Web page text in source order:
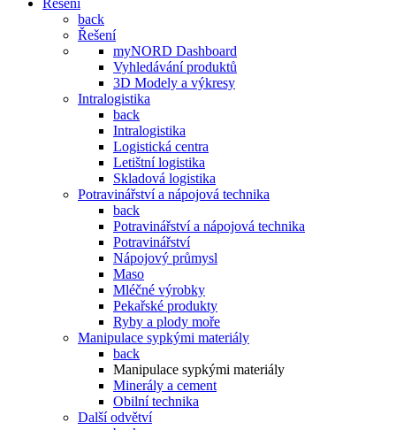
Řešení
back
Řešení
myNORD Dashboard
Vyhledávání produktů
3D Modely a výkresy
Intralogistika
back
Intralogistika
Logistická centra
Letištní logistika
Skladová logistika
Potravinářství a nápojová technika
back
Potravinářství a nápojová technika
Potravinářství
Nápojový průmysl
Maso
Mléčné výrobky
Pekařské produkty
Ryby a plody moře
Manipulace sypkými materiály
back
Manipulace sypkými materiály
Minerály a cement
Obilní technika
Další odvětví